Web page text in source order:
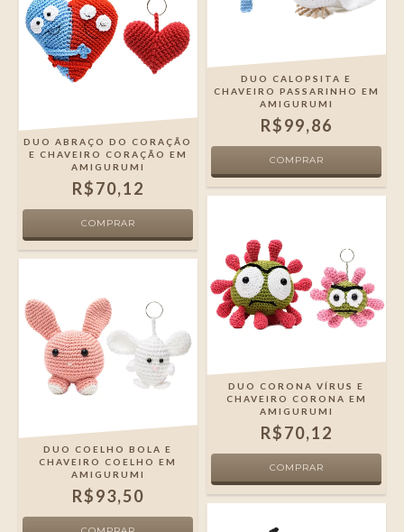
DUO ABRAÇO DO CORAÇÃO
E CHAVEIRO CORAÇÃO EM
AMIGURUMI
R$70,12
DUO CALOPSITA E
CHAVEIRO PASSARINHO EM
AMIGURUMI
R$99,86
DUO COELHO BOLA E
CHAVEIRO COELHO EM
AMIGURUMI
R$93,50
DUO CORONA VÍRUS E
CHAVEIRO CORONA EM
AMIGURUMI
R$70,12